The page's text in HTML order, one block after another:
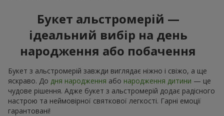
Букет альстромерій —
ідеальний вибір на день
народження або побачення
Букет з альстромерій завжди виглядає ніжно і свіжо, а ще
яскраво. До дня народження або народження дитини — це
чудове рішення. Адже букет з альстромерій додає радісного
настрою та неймовірної святкової легкості. Гарні емоції
гарантовані!